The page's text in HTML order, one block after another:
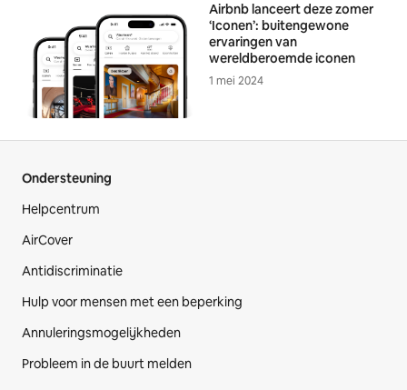
Airbnb lanceert deze zomer
‘Iconen’: buitengewone
ervaringen van
wereldberoemde iconen
1 mei 2024
Ondersteuning
Helpcentrum
AirCover
Antidiscriminatie
Hulp voor mensen met een beperking
Annuleringsmogelijkheden
Probleem in de buurt melden